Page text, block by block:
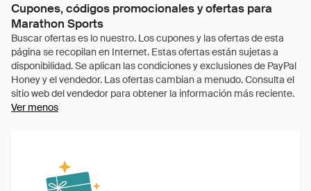
Cupones, códigos promocionales y ofertas para
Marathon Sports
Ver menos